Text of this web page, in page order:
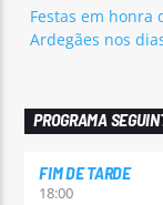
Festas em honra
Ardegães nos
PROGRAMA
FIM DE TARDE
18:00